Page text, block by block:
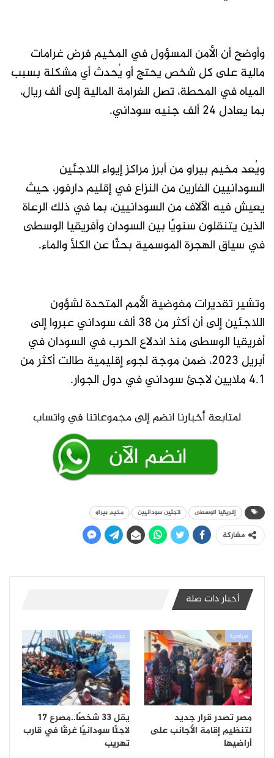
وأوضح أن الأمن المسؤول في المخيم فرض غرامات
مالية على كل شخص يحتج أو يُحدث أي مشكلة بسبب
المياه في المحطة، تصل الغرامة المالية إلى ألف ريال،
بما يعادل 24 ألف جنيه سوداني.
ويُعد مخيم بيراو من أبرز مراكز إيواء اللاجئين
السودانيين الفارين من النزاع في إقليم دارفور، حيث
يعيش فيه الآلاف من السودانيين، بما في ذلك الرعاة
الذين يتنقلون سنويًا بين السودان وأفريقيا الوسطى
في سياق الهجرة الموسمية بحثًا عن الكلأ والماء.
وتشير تقديرات مفوضية الأمم المتحدة لشؤون
اللاجئين إلى أن أكثر من 38 ألف سوداني عبروا إلى
أفريقيا الوسطى منذ اندلاع الحرب في السودان في
أبريل 2023، ضمن موجة لجوء إقليمية طالت أكثر من
4.1 ملايين لاجئ سوداني في دول الجوار.
إفريقيا الوسطى لاجئين سودانيين مخيم بيراو
مشاركة
أخبار ذات صلة
سياسية
مصر تصدر قرار جديد
لتنظيم إقامة الأجانب على
أراضيها
حوادث
يقل 33 شخصًا..مصرع 17
لاجئًا سودانيًا غرقًا في قارب
تهريب